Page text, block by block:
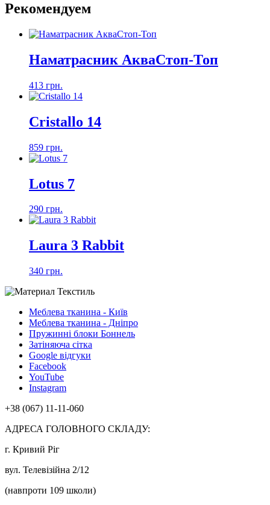
Рекомендуем
Наматрасник АкваСтоп-Топ
413 грн.
Cristallo 14
859 грн.
Lotus 7
290 грн.
Laura 3 Rabbit
340 грн.
Меблева тканина - Київ
Меблева тканина - Дніпро
Пружинні блоки Боннель
Затіняюча сітка
Google відгуки
Facebook
YouTube
Instagram
+38 (067) 11-11-060
АДРЕСА ГОЛОВНОГО СКЛАДУ:
г. Кривий Ріг
вул. Телевізійна 2/12
(навпроти 109 школи)